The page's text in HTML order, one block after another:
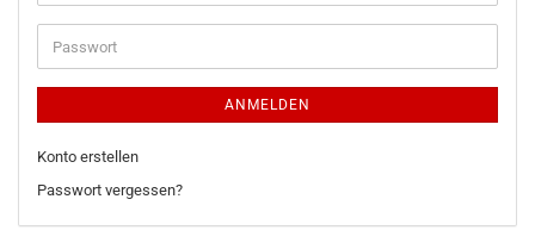
ANMELDEN
Konto erstellen
Passwort vergessen?